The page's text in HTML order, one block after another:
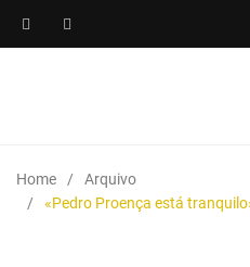
Home
Arquivo
«Pedro Proença está